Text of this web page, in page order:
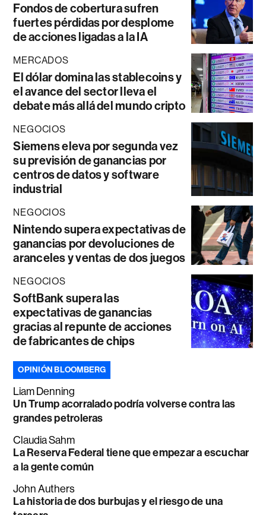
Fondos de cobertura sufren
fuertes pérdidas por desplome
de acciones ligadas a la IA
MERCADOS
El dólar domina las stablecoins y
el avance del sector lleva el
debate más allá del mundo cripto
NEGOCIOS
Siemens eleva por segunda vez
su previsión de ganancias por
centros de datos y software
industrial
NEGOCIOS
Nintendo supera expectativas de
ganancias por devoluciones de
aranceles y ventas de dos juegos
NEGOCIOS
SoftBank supera las
expectativas de ganancias
gracias al repunte de acciones
de fabricantes de chips
OPINIÓN BLOOMBERG
Liam Denning
Un Trump acorralado podría volverse contra las
grandes petroleras
Claudia Sahm
La Reserva Federal tiene que empezar a escuchar
a la gente común
John Authers
La historia de dos burbujas y el riesgo de una